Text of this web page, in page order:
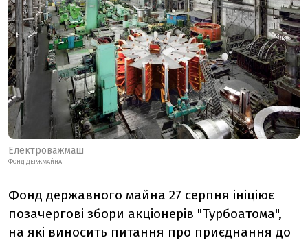
Електроважмаш
ФОНД ДЕРЖМАЙНА
Фонд державного майна 27 серпня ініціює
позачергові збори акціонерів "Турбоатома",
на які виносить питання про приєднання до